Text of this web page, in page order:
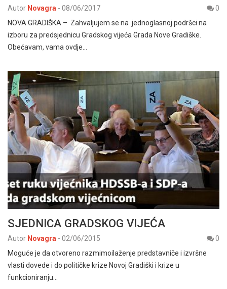
Autor Novagra - 08/06/2017
0
NOVA GRADIŠKA – Zahvaljujem se na jednoglasnoj podršci na
izboru za predsjednicu Gradskog vijeća Grada Nove Gradiške.
Obećavam, vama ovdje…
SJEDNICA GRADSKOG VIJEĆA
Autor Novagra - 02/06/2015
0
Moguće je da otvoreno razmimoilaženje predstavniče i izvršne
vlasti dovede i do političke krize Novoj Gradiški i krize u
funkcioniranju…